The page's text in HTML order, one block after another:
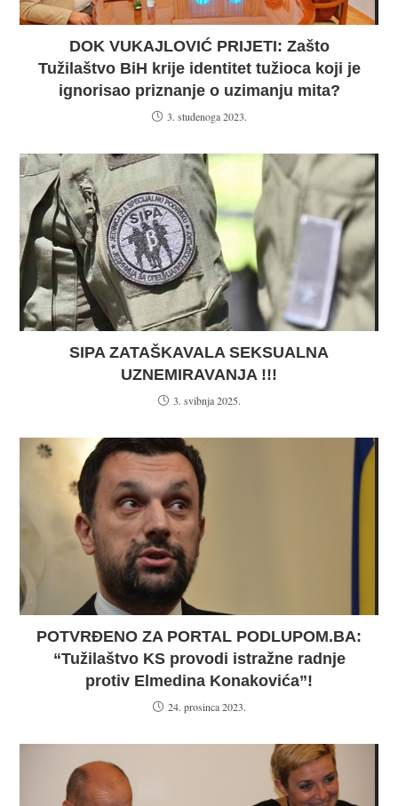
DOK VUKAJLOVIĆ PRIJETI: Zašto
Tužilaštvo BiH krije identitet tužioca koji je
ignorisao priznanje o uzimanju mita?
3. studenoga 2023.
SIPA ZATAŠKAVALA SEKSUALNA
UZNEMIRAVANJA !!!
3. svibnja 2025.
POTVRĐENO ZA PORTAL PODLUPOM.BA:
“Tužilaštvo KS provodi istražne radnje
protiv Elmedina Konakovića”!
24. prosinca 2023.